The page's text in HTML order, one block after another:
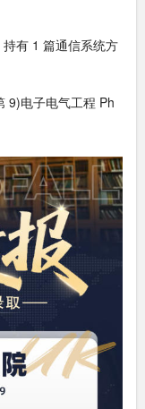
有 1 篇通信系统方
9)电子电气工程 Ph